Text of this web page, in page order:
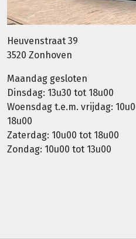
Heuvenstraat 39
3520 Zonhoven
Maandag gesloten
Dinsdag: 13u30 tot 18u00
Woensdag t.e.m. vrijdag:
18u00
Zaterdag: 10u00 tot 18u00
Zondag: 10u00 tot 13u00